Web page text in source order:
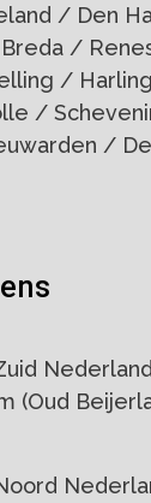
/ Den
/
/
/
/
Nederland
(Oud